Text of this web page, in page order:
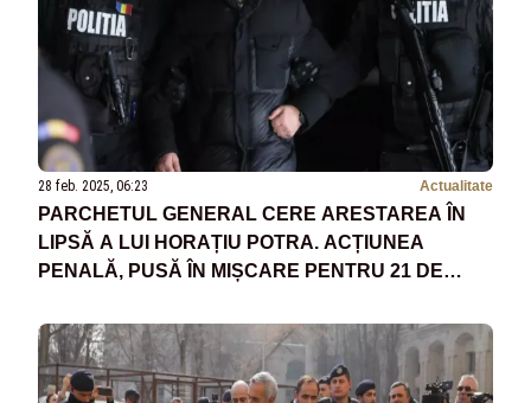
28 feb. 2025, 06:23 Actualitate
PARCHETUL GENERAL CERE ARESTAREA ÎN
LIPSĂ A LUI HORAȚIU POTRA. ACȚIUNEA
PENALĂ, PUSĂ ÎN MIȘCARE PENTRU 21 DE